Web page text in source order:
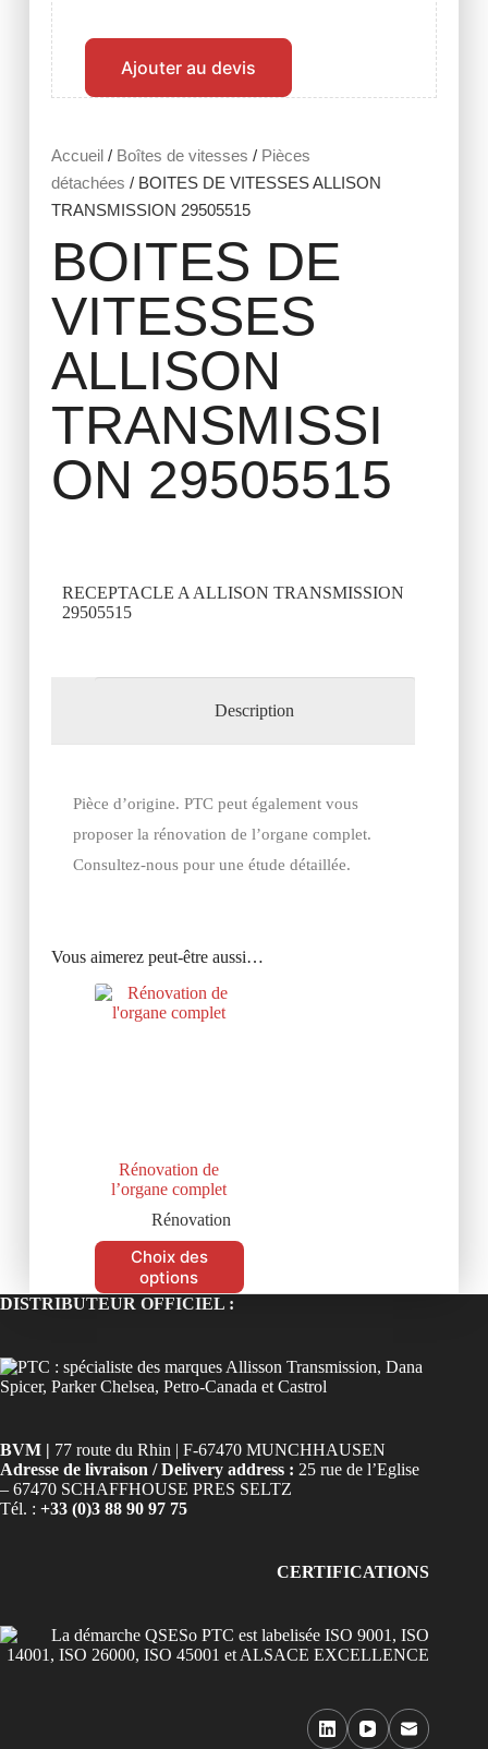
Accueil/ Boîtes de vitesses / Pièces
détachées / BOITES DE VITESSES ALLISON
TRANSMISSION 29505515
BOITES DE
VITESSES
ALLISON
TRANSMISSI
ON 29505515
RECEPTACLE A ALLISON TRANSMISSION
29505515
Description
Pièce d’origine. PTC peut également vous
proposer la rénovation de l’organe complet.
Consultez-nous pour une étude détaillée.
Vous aimerez peut-être aussi…
Rénovation de
l’organe complet
Rénovation
Choix des
options
Ajouter au devis
DISTRIBUTEUR OFFICIEL :
BVM | 77 route du Rhin | F-67470 MUNCHHAUSEN
Adresse de livraison / Delivery address : 25 rue de l’Eglise
– 67470 SCHAFFHOUSE PRES SELTZ
Tél. : +33 (0)3 88 90 97 75
CERTIFICATIONS